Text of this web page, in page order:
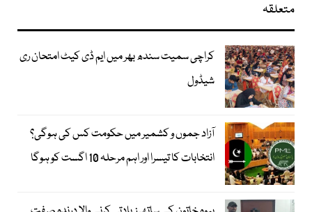
متعلقہ
کراچی سمیت سندھ بھر میں ایم ڈی کیٹ امتحان ری
شیڈول
آزاد جموں و کشمیر میں حکومت کس کی ہوگی؟
انتخابات کا تیسرا اور اہم مرحلہ 10 اگست کو ہوگا